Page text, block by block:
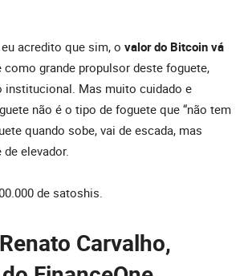
acredito que sim, o valor do Bitcoin vá
como grande propulsor deste foguete,
institucional. Mas muito cuidado e
não é o tipo de foguete que “não tem
quando sobe, vai de escada, mas
elevador.
de satoshis.
Carvalho,